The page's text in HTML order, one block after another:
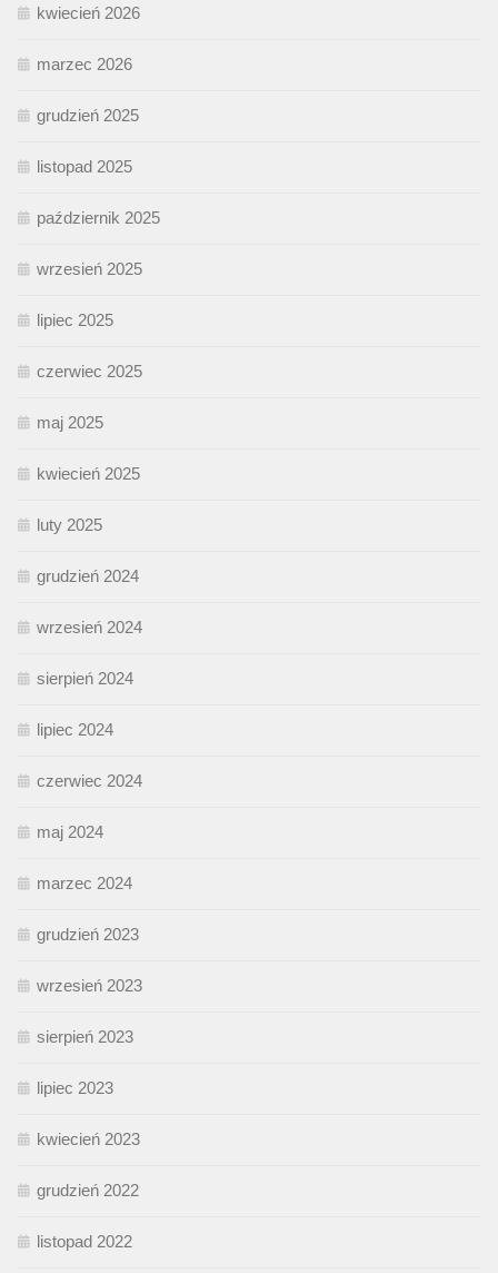
kwiecień 2026
marzec 2026
grudzień 2025
listopad 2025
październik 2025
wrzesień 2025
lipiec 2025
czerwiec 2025
maj 2025
kwiecień 2025
luty 2025
grudzień 2024
wrzesień 2024
sierpień 2024
lipiec 2024
czerwiec 2024
maj 2024
marzec 2024
grudzień 2023
wrzesień 2023
sierpień 2023
lipiec 2023
kwiecień 2023
grudzień 2022
listopad 2022